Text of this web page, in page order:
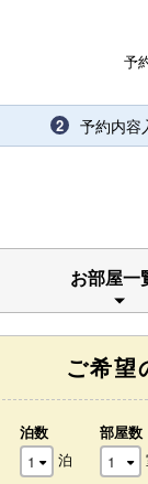
予
2 予約内容
お部屋一
ご希望
泊数
泊
部屋数